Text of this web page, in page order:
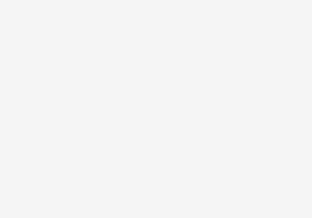
كلباء الاماراتية